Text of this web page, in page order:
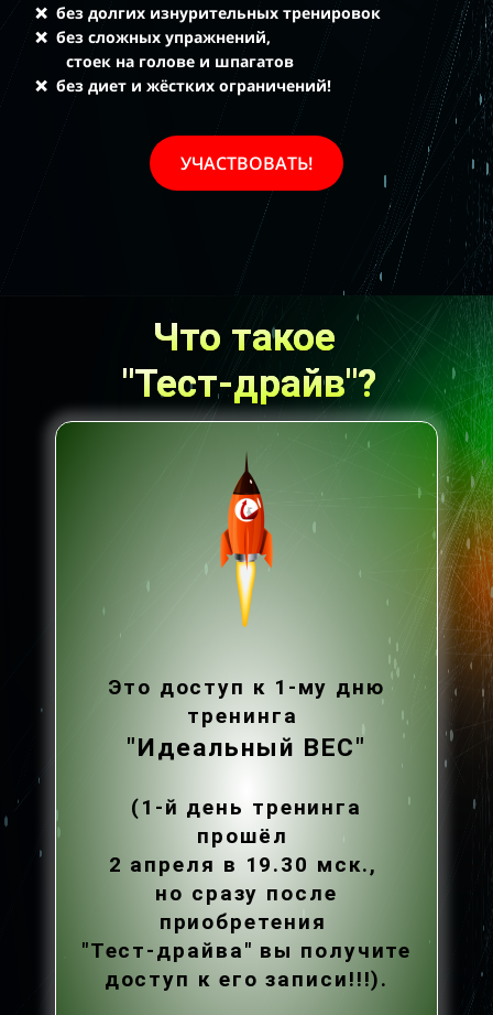
❌ без долгих изнурительных тренировок
❌ без сложных упражнений,
стоек на голове и шпагатов
❌ без диет и жёстких ограничений!
УЧАСТВОВАТЬ!
Что такое
"Тест-драйв"?
Это доступ к 1-му дню
тренинга
"Идеальный ВЕС"
(1-й день тренинга
прошёл
2 апреля в 19.30 мск.,
но сразу после
приобретения
"Тест-драйва" вы получите
доступ к его записи!!!).